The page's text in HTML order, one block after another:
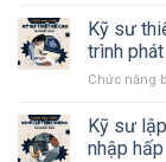
Kỹ sư
trình
Chức năng
Kỹ sư
nhập